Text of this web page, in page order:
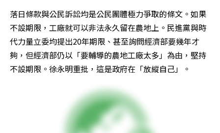
落日條款與公民訴訟均是公民團體極力爭取的條文。如果
不設期限，工廠就可以非法永久留在農地上。民進黨與時
代力量立委均提出20年期限、甚至詢問經濟部要幾年才
夠，但經濟部仍以「要輔導的農地工廠太多」為由，堅持
不設期限。徐永明重批，這是政府在「放縱自己」。